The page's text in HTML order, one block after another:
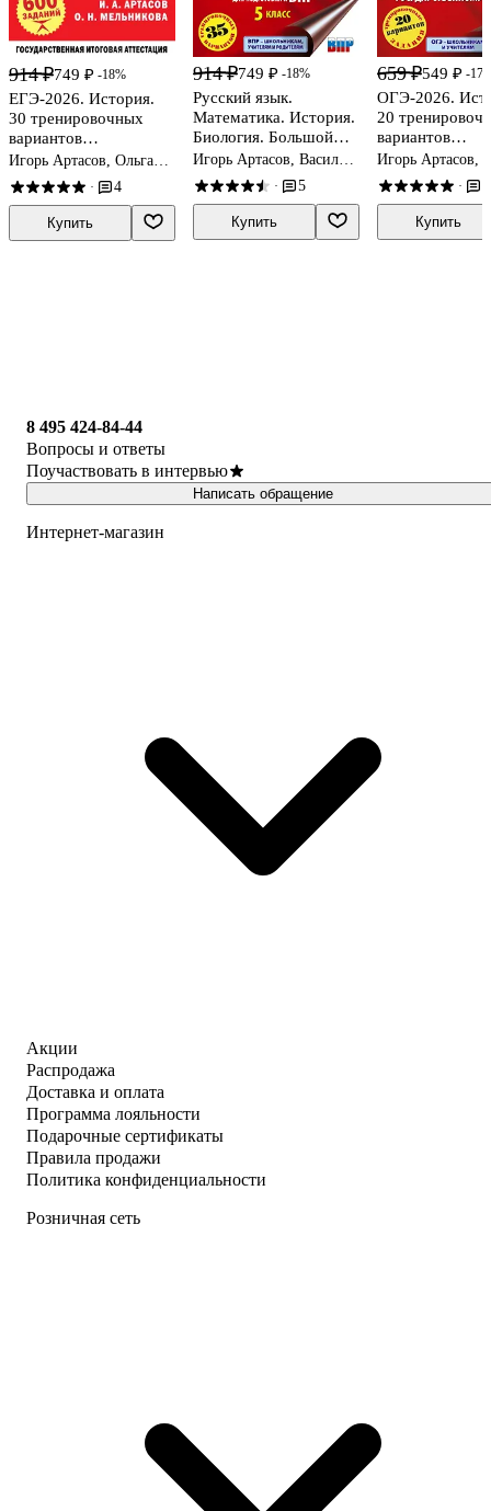
914 ₽749 ₽ -18%
ЕГЭ-2026. История.
30 тренировочных
вариантов
экзаменационных
работ
Игорь Артасов, Ольга
Мельникова
· 4
Купить
914 ₽749 ₽ -18%
Русский язык.
Математика. История.
Биология. Большой
сборник
тренировочных
вариантов
проверочных работ
для подготовки к ВПР.
Игорь Артасов, Василий
Воробьев, Людмила
Степанова
· 5
Купить
659 ₽549 ₽ -
ОГЭ-2026.
20
вариантов
работ для
к основному
экзамену
Игорь Артасов,
Крицкая, Ольга
Мельникова ·
Купить
8 495 424-84-44
Вопросы и ответы
Поучаствовать в интервью
Написать обращение
Интернет-магазин
Акции
Распродажа
Доставка и оплата
Программа лояльности
Подарочные сертификаты
Правила продажи
Политика конфиденциальности
Розничная сеть